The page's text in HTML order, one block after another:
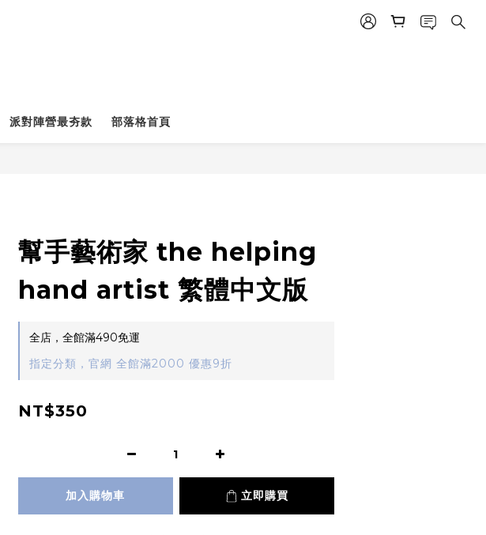
派對陣營最夯款 部落格首頁
幫手藝術家 the helping
hand artist 繁體中文版
全店，全館滿490免運
指定分類，官網 全館滿2000 優惠9折
NT$350
加入購物車 立即購買